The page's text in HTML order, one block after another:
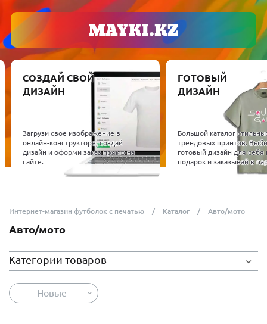
СОЗДАЙ СВОЙ
ДИЗАЙН
Загрузи свое изображение в
онлайн-конструкторе, создай
дизайн и оформи заказ прямо на
сайте.
ГОТОВЫЙ
ДИЗАЙН
Большой каталог стильных и
трендовых принтов. Выбирай
готовый дизайн для себя или в
подарок и заказывай в пару
Интернет-магазин футболок с печатью Каталог Авто/мото
Авто/мото
Категории товаров
Новые